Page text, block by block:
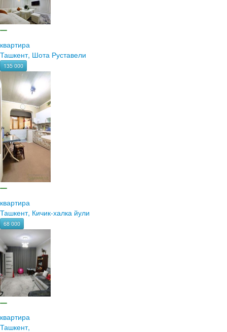
квартира
Ташкент, Шота Руставели
135 000
квартира
Ташкент, Кичик-халка йули
68 000
квартира
Ташкент,